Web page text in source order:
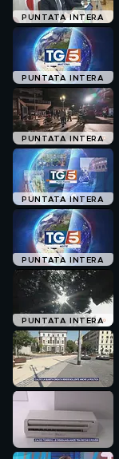
PUNTATA INTERA
PUNTATA INTERA
PUNTATA INTERA
PUNTATA INTERA
PUNTATA INTERA
PUNTATA INTERA